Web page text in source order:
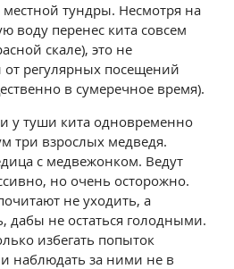
тундры. Несмотря на
воду перенес кита совсем
скале), это не
регулярных посещений
в сумеречное время).
у туши кита одновременно
три взрослых медведя.
с медвежонком. Ведут
но очень осторожно.
не уходить, а
дабы не остаться голодными.
избегать попыток
наблюдать за ними не в